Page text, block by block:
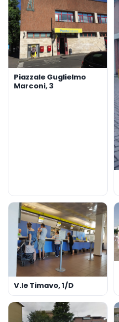
Piazzale Guglielmo
Marconi, 3
V.le Timavo, 1/D